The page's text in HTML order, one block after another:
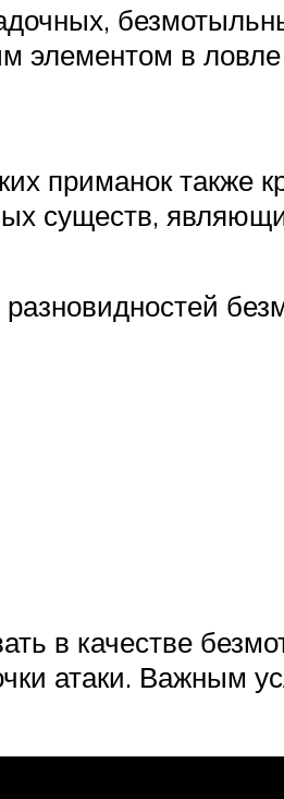
элементом в
приманок также
существ,
в качестве
атаки. Важным